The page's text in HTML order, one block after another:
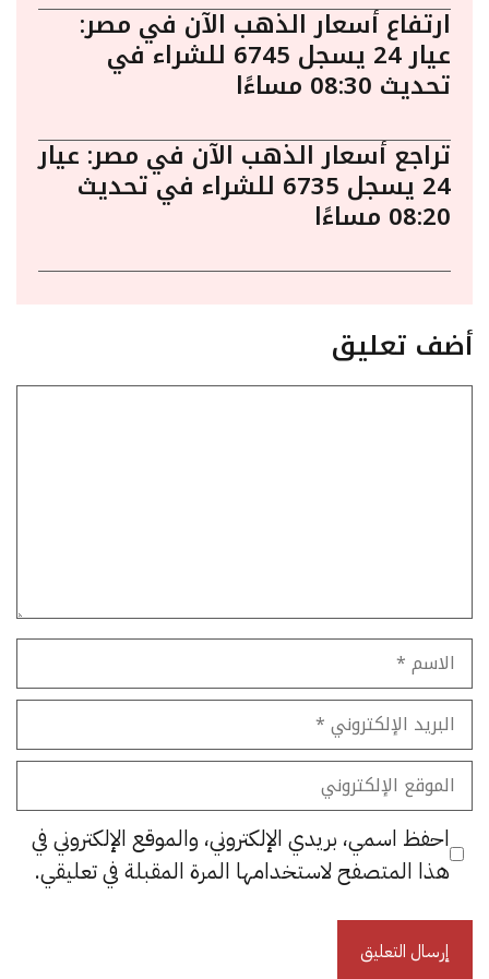
ارتفاع أسعار الذهب الآن في مصر:
عيار 24 يسجل 6745 للشراء في
تحديث 08:30 مساءًا
تراجع أسعار الذهب الآن في مصر: عيار
24 يسجل 6735 للشراء في تحديث
08:20 مساءًا
أضف تعليق
الاسم
البريد
الإلكتروني
الموقع
الإلكتروني
احفظ اسمي، بريدي الإلكتروني، والموقع الإلكتروني في
هذا المتصفح لاستخدامها المرة المقبلة في تعليقي.